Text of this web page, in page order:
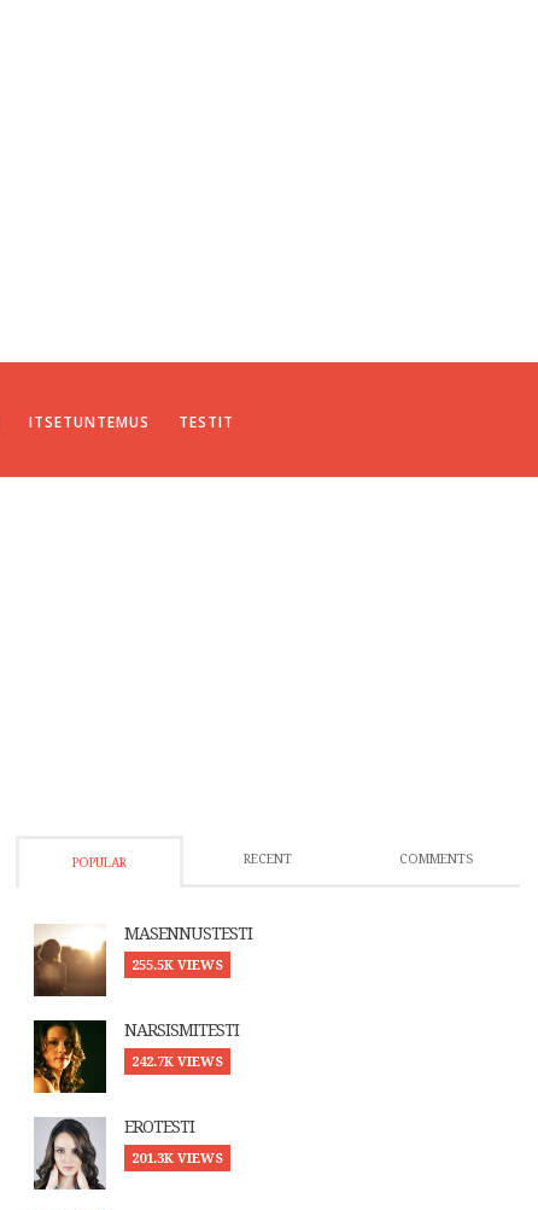
ITSETUNTEMUS TESTIT
POPULAR RECENT COMMENTS
MASENNUSTESTI
255.5K VIEWS
NARSISMITESTI
242.7K VIEWS
EROTESTI
201.3K VIEWS